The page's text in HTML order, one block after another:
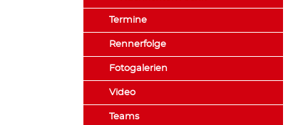
Termine
Rennerfolge
Fotogalerien
Video
Teams